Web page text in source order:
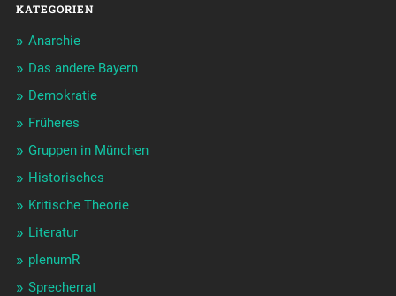
KATEGORIEN
Anarchie
Das andere Bayern
Demokratie
Früheres
Gruppen in München
Historisches
Kritische Theorie
Literatur
plenumR
Sprecherrat